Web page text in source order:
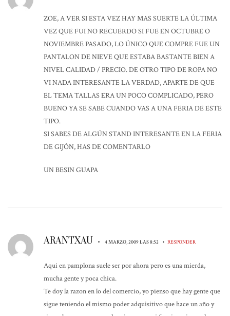
ZOE, A VER SI ESTA VEZ HAY MAS SUERTE LA ÚLTIMA
VEZ QUE FUI NO RECUERDO SI FUE EN OCTUBRE O
NOVIEMBRE PASADO, LO ÚNICO QUE COMPRE FUE UN
PANTALON DE NIEVE QUE ESTABA BASTANTE BIEN A
NIVEL CALIDAD / PRECIO. DE OTRO TIPO DE ROPA NO
VI NADA INTERESANTE LA VERDAD, APARTE DE QUE
EL TEMA TALLAS ERA UN POCO COMPLICADO, PERO
BUENO YA SE SABE CUANDO VAS A UNA FERIA DE ESTE
TIPO.
SI SABES DE ALGÚN STAND INTERESANTE EN LA FERIA
DE GIJÓN, HAS DE COMENTARLO
UN BESIN GUAPA
ARANTXAU • 4 MARZO, 2009 LAS 8:52 • RESPONDER
Aqui en pamplona suele ser por ahora pero es una mierda,
mucha gente y poca chica.
Te doy la razon en lo del comercio, yo pienso que hay gente que
sigue teniendo el mismo poder adquisitivo que hace un año y